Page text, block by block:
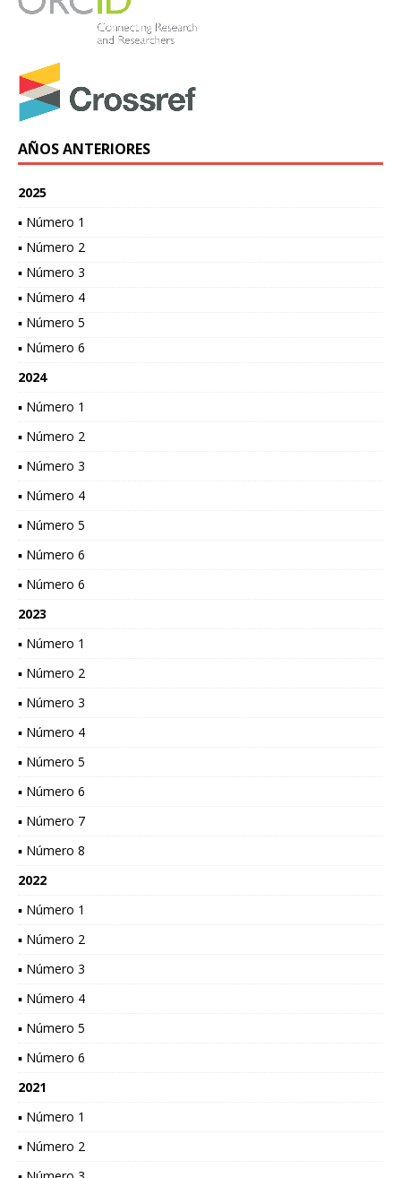
AÑOS ANTERIORES
2025
▪ Número 1
▪ Número 2
▪ Número 3
▪ Número 4
▪ Número 5
▪ Número 6
2024
▪ Número 1
▪ Número 2
▪ Número 3
▪ Número 4
▪ Número 5
▪ Número 6
▪ Número 6
2023
▪ Número 1
▪ Número 2
▪ Número 3
▪ Número 4
▪ Número 5
▪ Número 6
▪ Número 7
▪ Número 8
2022
▪ Número 1
▪ Número 2
▪ Número 3
▪ Número 4
▪ Número 5
▪ Número 6
2021
▪ Número 1
▪ Número 2